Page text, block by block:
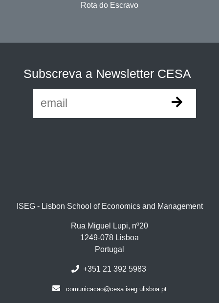
Rota do Escravo
Subscreva a Newsletter CESA
ISEG - Lisbon School of Economics and Management
Rua Miguel Lupi, nº20
1249-078 Lisboa
Portugal
+351 21 392 5983
comunicacao@cesa.iseg.ulisboa.pt